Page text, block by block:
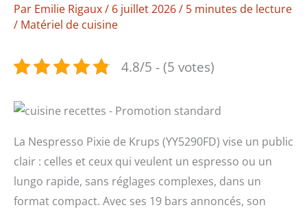
Par Emilie Rigaux/ 6 juillet 2026/ 5 minutes de lecture
/ Matériel de cuisine
4.8/5 - (5 votes)
La Nespresso Pixie de Krups (YY5290FD) vise un public
clair : celles et ceux qui veulent un espresso ou un
lungo rapide, sans réglages complexes, dans un
format compact. Avec ses 19 bars annoncés, son